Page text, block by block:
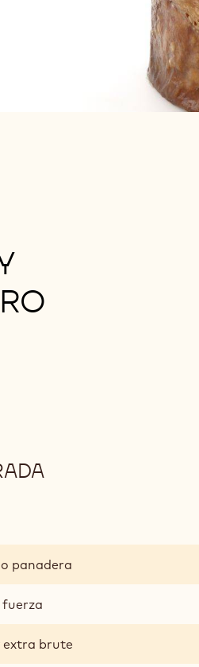
NEGRONEGRO
panadera
extra brute